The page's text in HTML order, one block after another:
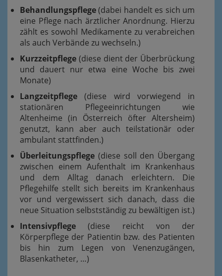
Behandlungspflege(dabei handelt es sich um
eine Pflege nach ärztlicher Anordnung. Hierzu
zählt es sowohl Medikamente zu verabreichen
als auch Verbände zu wechseln.)
Kurzzeitpflege (diese dient der Überbrückung
und dauert nur etwa eine Woche bis zwei
Monate)
Langzeitpflege (diese wird vorwiegend in
stationären Pflegeeinrichtungen wie
Altenheime (in Österreich öfter Altersheim)
genutzt, kann aber auch teilstationär oder
ambulant stattfinden.)
Überleitungspflege (diese soll den Übergang
zwischen einem Aufenthalt im Krankenhaus
und dem Alltag danach erleichtern. Die
Pflegehilfe stellt sich bereits im Krankenhaus
vor und vergewissert sich danach, dass die
neue Situation selbstständig zu bewältigen ist.)
Intensivpflege (diese reicht von der
Körperpflege der Patientin bzw. des Patienten
bis hin zum Legen von Venenzugängen,
Blasenkatheter, …)